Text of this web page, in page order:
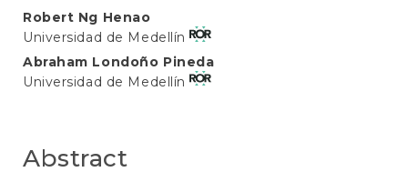
Main
Article
Content
Robert Ng Henao
Universidad de Medellín
Abraham Londoño Pineda
Universidad de Medellín
Abstract